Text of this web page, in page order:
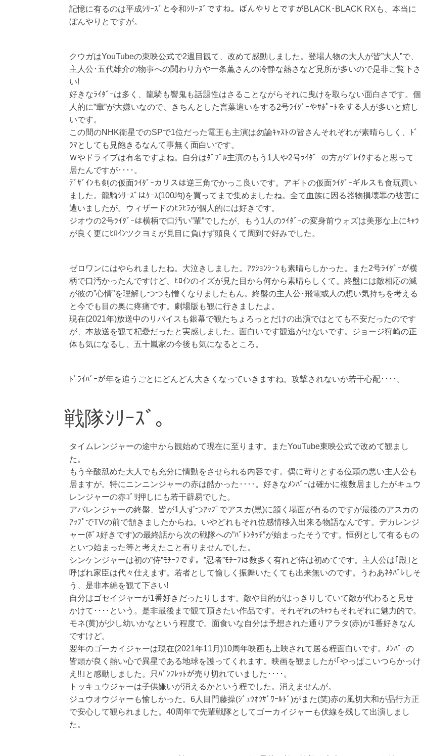
記憶に有るのは平成ｼﾘｰｽﾞと令和ｼﾘｰｽﾞですね。ぼんやりとですがBLACK･BLACK RXも、本当に
ぼんやりとですが。
クウガはYouTubeの東映公式で2週目観て、改めて感動しました。登場人物の大人が皆”大人”で、
主人公･五代雄介の物事への関わり方や一条薫さんの冷静な熱さなど見所が多いので是非ご覧下さ
い!
好きなﾗｲﾀﾞｰは多く、龍騎も響鬼も話題性はさることながらそれに曳けを取らない面白さです。個
人的に”輩”が大嫌いなので、きちんとした言葉遣いをする2号ﾗｲﾀﾞｰやｻﾎﾟｰﾄをする人が多いと嬉し
いです。
この間のNHK衛星でのSPで1位だった電王も主演は勿論ｷｬｽﾄの皆さんそれぞれが素晴らしく、ﾄﾞ
ﾗﾏとしても見飽きるなんて事無く面白いです。
Ｗやドライブは有名ですよね。自分はﾀﾞﾌﾞﾙ主演のもう1人や2号ﾗｲﾀﾞｰの方がﾌﾞﾚｲｸすると思って
居たんですが････。
ﾃﾞｻﾞｲﾝも剣の仮面ﾗｲﾀﾞｰカリスは逆三角でかっこ良いです。アギトの仮面ﾗｲﾀﾞｰギルスも食玩買い
ました。龍騎ｼﾘｰｽﾞはｹｰｽ(100均)を買ってまで集めましたね。全て血族に因る器物損壊罪の被害に
遭いましたが。ウィザードのﾋﾗﾋﾗが個人的には好きです。
ジオウの2号ﾗｲﾀﾞｰは横柄で口汚い”輩”でしたが、もう1人のﾗｲﾀﾞｰの変身前ウォズは美形な上にｷｬﾗ
が良く更にﾋﾛｲﾝツクヨミが見目に負けず頭良くて周到で好みでした。
ゼロワンにはやられましたね。大泣きしました。ｱｸｼｮﾝｼｰﾝも素晴らしかった。また2号ﾗｲﾀﾞｰが横
柄で口汚かったんですけど、ﾋﾛｲﾝのイズが見た目から何から素晴らしくて。終盤には敵相応の滅
が彼の”心情”を理解しつつも憎くなりましたもん。終盤の主人公･飛電或人の想い気持ちを考える
と今でも目の奥に疼痛です。劇場版も観に行きましたよ。
現在(2021年)放送中のリバイスも銀幕で観たちょろっとだけの出演ではとても不安だったのです
が、本放送を観て杞憂だったと実感しました。面白いです観逃がせないです。ジョージ狩崎の正
体も気になるし、五十嵐家の今後も気になるところ。
ﾄﾞﾗｲﾊﾞｰが年を追うごとにどんどん大きくなっていきますね。攻撃されないか若干心配････。
戦隊ｼﾘｰｽﾞ｡
タイムレンジャーの途中から観始めて現在に至ります。またYouTube東映公式で改めて観まし
た。
もう辛酸舐めた大人でも充分に情動をさせられる内容です。偶に苛りとする位頭の悪い主人公も
居ますが。特にニンニンジャーの赤は酷かった････。好きなﾒﾝﾊﾞｰは確かに複数居ましたがキュウ
レンジャーの赤ｺﾞﾘ押しにも若干辟易でした。
アバレンジャーの終盤、皆が1人ずつｱｯﾌﾟでアスカ(黒)に頷く場面が有るのですが最後のアスカの
ｱｯﾌﾟでTVの前で頷きましたからね。いやどれもそれ位感情移入出来る物語なんです。デカレンジ
ャー(ﾎﾞｽ好きです)の最終話から次の戦隊への”ﾊﾞﾄﾝﾀｯﾁ”が始まったそうです。恒例として有るもの
といつ始まった等と考えたこと有りませんでした。
シンケンジャーは初の”侍”ﾓﾁｰﾌです。”忍者”ﾓﾁｰﾌは数多く有れど侍は初めてです。主人公は｢殿｣と
呼ばれ家臣は代々仕えます。若者として愉しく振舞いたくても出来無いのです。うわあﾈﾀﾊﾞﾚしそ
う、是非本編を観て下さい!
自分はゴセイジャーが1番好きだったりします。敵や目的がはっきりしていて敵が代わると見せ
かけて････という。是非最後まで観て頂きたい作品です。それぞれのｷｬﾗもそれぞれに魅力的で。
モネ(黄)が少し幼いかなという程度で。面食いな自分は予想された通りアラタ(赤)が1番好きなん
ですけど。
翌年のゴーカイジャーは現在(2021年11月)10周年映画も上映されて居る程面白いです。ﾒﾝﾊﾞｰの
皆頭が良く熱い心で異星である地球を護ってくれます。映画を観ましたが｢やっぱこいつらかっけ
え!!｣と感動しました。只ﾊﾟﾝﾌﾚｯﾄが売り切れていました････。
トッキュウジャーは子供嫌いが消えるかという程でした。消えませんが。
ジュウオウジャーも愉しかった。6人目門藤操(ｼﾞｭｳｵｳｻﾞﾜｰﾙﾄﾞ)がまた(笑)赤の風切大和が品行方正
で安心して観られました。40周年で先輩戦隊としてゴーカイジャーも伏線を残して出演しまし
た。